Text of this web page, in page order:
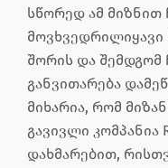
სწორედ ამ მიზნით
მოვხვედრილიყავი
შორის და შემდგომ
განვითარება
მიხარია, რომ
გავივლი კომპანია
დახმარებით,